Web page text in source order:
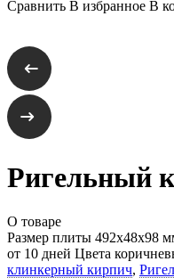
Сравнить В избранное В
Ригельный
О товаре
Размер плиты 492x48x98
от 10 дней Цвета
клинкерный кирпич,